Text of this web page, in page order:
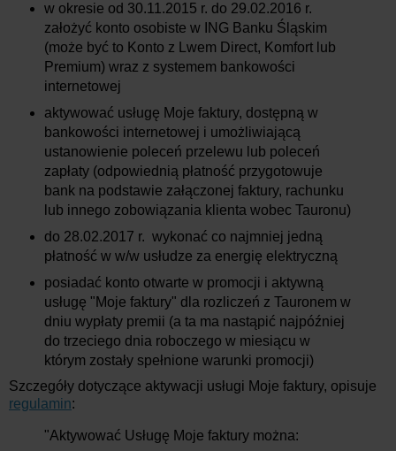
w okresie od 30.11.2015 r. do 29.02.2016 r.
założyć konto osobiste w ING Banku Śląskim
(może być to Konto z Lwem Direct, Komfort lub
Premium) wraz z systemem bankowości
internetowej
aktywować usługę Moje faktury, dostępną w
bankowości internetowej i umożliwiającą
ustanowienie poleceń przelewu lub poleceń
zapłaty (odpowiednią płatność przygotowuje
bank na podstawie załączonej faktury, rachunku
lub innego zobowiązania klienta wobec Tauronu)
do 28.02.2017 r. wykonać co najmniej jedną
płatność w w/w usłudze za energię elektryczną
posiadać konto otwarte w promocji i aktywną
usługę "Moje faktury" dla rozliczeń z Tauronem w
dniu wypłaty premii (a ta ma nastąpić najpóźniej
do trzeciego dnia roboczego w miesiącu w
którym zostały spełnione warunki promocji)
Szczegóły dotyczące aktywacji usługi Moje faktury, opisuje
regulamin:
"Aktywować Usługę Moje faktury można: